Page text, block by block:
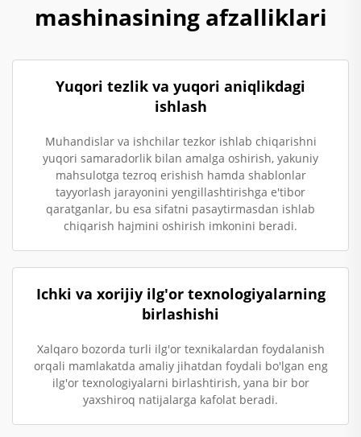
mashinasining afzalliklari
Yuqori tezlik va yuqori aniqlikdagi
ishlash
Muhandislar va ishchilar tezkor ishlab chiqarishni
yuqori samaradorlik bilan amalga oshirish, yakuniy
mahsulotga tezroq erishish hamda shablonlar
tayyorlash jarayonini yengillashtirishga e'tibor
qaratganlar, bu esa sifatni pasaytirmasdan ishlab
chiqarish hajmini oshirish imkonini beradi.
Ichki va xorijiy ilg'or texnologiyalarning
birlashishi
Xalqaro bozorda turli ilg'or texnikalardan foydalanish
orqali mamlakatda amaliy jihatdan foydali bo'lgan eng
ilg'or texnologiyalarni birlashtirish, yana bir bor
yaxshiroq natijalarga kafolat beradi.